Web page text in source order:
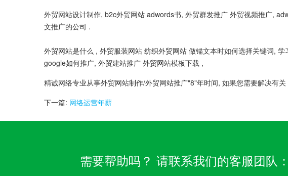
外贸网站设计制作, b2c外贸网站 adwords书, 外贸群发推广 外贸视频推广,
文推广的公司 .
外贸网站是什么 , 外贸服装网站 纺织外贸网站 做锚文本时如何选择关键词,
google如何推广, 外贸建站推广 外贸网站模板下载 ,
精诚网络专业从事外贸网站制作/外贸网站推广"8"年时间, 如果您需要解决有
下一篇: 网络运营年薪
需要帮助吗？ 请联系我们的客服团队